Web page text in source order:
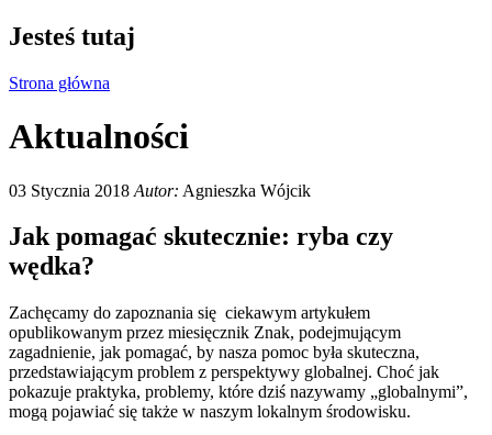
Jesteś tutaj
Strona główna
Aktualności
03 Stycznia 2018 Autor: Agnieszka Wójcik
Jak pomagać skutecznie: ryba czy
wędka?
Zachęcamy do zapoznania się ciekawym artykułem
opublikowanym przez miesięcznik Znak, podejmującym
zagadnienie, jak pomagać, by nasza pomoc była skuteczna,
przedstawiającym problem z perspektywy globalnej. Choć jak
pokazuje praktyka, problemy, które dziś nazywamy „globalnymi”,
mogą pojawiać się także w naszym lokalnym środowisku.